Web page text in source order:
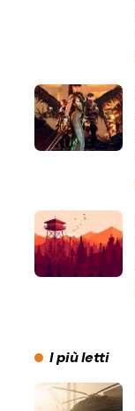
I più letti